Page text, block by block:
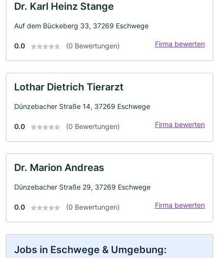
Dr. Karl Heinz Stange
Auf dem Bückeberg 33, 37269 Eschwege
0.0 (0 Bewertungen) Firma bewerten
Lothar Dietrich Tierarzt
Dünzebacher Straße 14, 37269 Eschwege
0.0 (0 Bewertungen) Firma bewerten
Dr. Marion Andreas
Dünzebacher Straße 29, 37269 Eschwege
0.0 (0 Bewertungen) Firma bewerten
Jobs in Eschwege & Umgebung: